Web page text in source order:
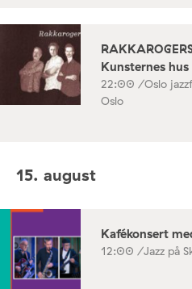
Kunsternes hus
22:00 /Oslo
Oslo
15. august
Kafékonsert
12:00 /Jazz på